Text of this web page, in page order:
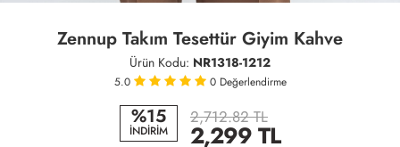
Zennup Takım Tesettür Giyim Kahve
Ürün Kodu: NR1318-1212
5.0 0 Değerlendirme
%15
İNDİRİM
2,712.82 TL
2,299TL